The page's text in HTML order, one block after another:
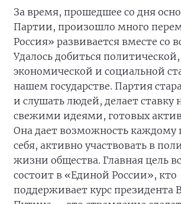
За время, прошедшее со дня
Партии, произошло много
Россия» развивается вместе со
Удалось добиться политической,
экономической и социальной
нашем государстве. Партия
и слушать людей, делает ставку
свежими идеями, готовых
Она дает возможность каждому
себя, активно участвовать в
жизни общества. Главная цель
состоит в «Единой России», кто
поддерживает курс президента